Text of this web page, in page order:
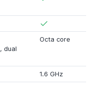
, dual
Octa core
1.6 GHz